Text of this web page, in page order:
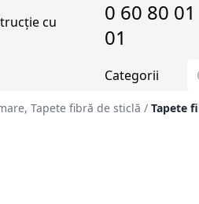
0 60 80 01
01
Categorii
Tapete fibră de sticlă / Tapete